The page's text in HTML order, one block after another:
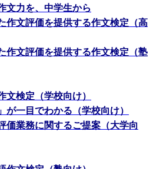
文力を、中学生から
作文評価を提供する作文検定（高
作文評価を提供する作文検定（塾
検定（学校向け）
一目でわかる（学校向け）
価業務に関するご提案（大学向